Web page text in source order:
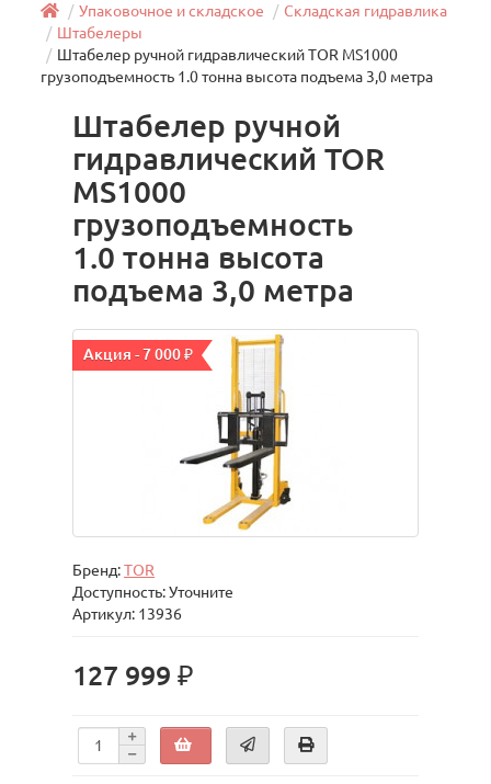
Упаковочное и складское
Складская гидравлика
Штабелеры
Штабелер ручной гидравлический TOR MS1000
грузоподъемность 1.0 тонна высота подъема 3,0 метра
Штабелер ручной
гидравлический TOR
MS1000
грузоподъемность
1.0 тонна высота
подъема 3,0 метра
Акция - 7 000 ₽
Бренд:TOR
Доступность: Уточните
Артикул: 13936
127 999 ₽